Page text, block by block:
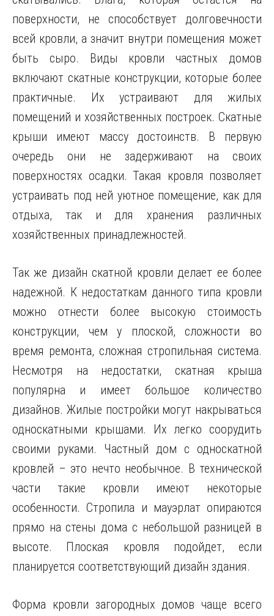
поверхности, не способствует долговечности
всей кровли, а значит внутри помещения может
быть сыро. Виды кровли частных домов
включают скатные конструкции, которые более
практичные. Их устраивают для жилых
помещений и хозяйственных построек. Скатные
крыши имеют массу достоинств. В первую
очередь они не задерживают на своих
поверхностях осадки. Такая кровля позволяет
устраивать под ней уютное помещение, как для
отдыха, так и для хранения различных
хозяйственных принадлежностей.
Так же дизайн скатной кровли делает ее более
надежной. К недостаткам данного типа кровли
можно отнести более высокую стоимость
конструкции, чем у плоской, сложности во
время ремонта, сложная стропильная система.
Несмотря на недостатки, скатная крыша
популярна и имеет большое количество
дизайнов. Жилые постройки могут накрываться
односкатными крышами. Их легко соорудить
своими руками. Частный дом с односкатной
кровлей – это нечто необычное. В технической
части такие кровли имеют некоторые
особенности. Стропила и мауэрлат опираются
прямо на стены дома с небольшой разницей в
высоте. Плоская кровля подойдет, если
планируется соответствующий дизайн здания.
Форма кровли загородных домов чаще всего